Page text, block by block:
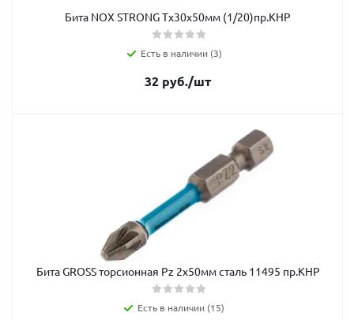
Бита NOX STRONG Tx30х50мм (1/20)пр.КНР
Есть в наличии (3)
32 руб./шт
Бита GROSS торсионная Рz 2x50мм сталь 11495 пр.КНР
Есть в наличии (15)